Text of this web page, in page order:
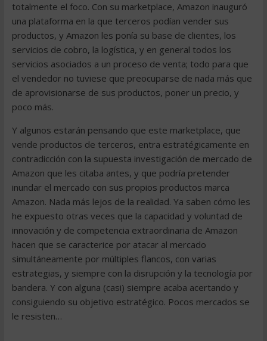
totalmente el foco. Con su marketplace, Amazon inauguró
una plataforma en la que terceros podían vender sus
productos, y Amazon les ponía su base de clientes, los
servicios de cobro, la logística, y en general todos los
servicios asociados a un proceso de venta; todo para que
el vendedor no tuviese que preocuparse de nada más que
de aprovisionarse de sus productos, poner un precio, y
poco más.
Y algunos estarán pensando que este marketplace, que
vende productos de terceros, entra estratégicamente en
contradicción con la supuesta investigación de mercado de
Amazon que les citaba antes, y que podría pretender
inundar el mercado con sus propios productos marca
Amazon. Nada más lejos de la realidad. Ya saben cómo les
he expuesto otras veces que la capacidad y voluntad de
innovación y de competencia extraordinaria de Amazon
hacen que se caracterice por atacar al mercado
simultáneamente por múltiples flancos, con varias
estrategias, y siempre con la disrupción y la tecnología por
bandera. Y con alguna (casi) siempre acaba acertando y
consiguiendo su objetivo estratégico. Pocos mercados se
le resisten…